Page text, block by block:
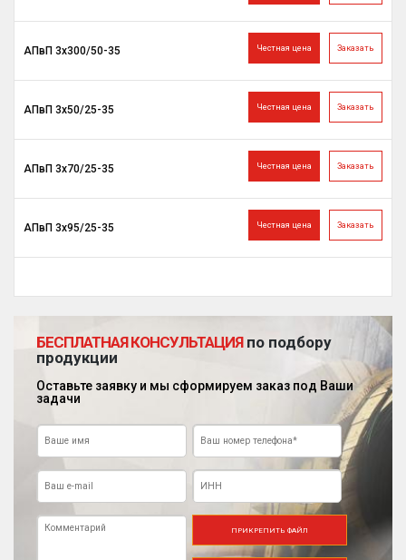
Заказать
Честная цена
АПвП 3х300/50-35
Заказать
Честная цена
АПвП 3х50/25-35
Заказать
Честная цена
АПвП 3х70/25-35
Заказать
Честная цена
АПвП 3х95/25-35
БЕСПЛАТНАЯ КОНСУЛЬТАЦИЯпо подбору
продукции
Оставьте заявку и мы сформируем заказ под Ваши
задачи
ПРИКРЕПИТЬ ФАЙЛ